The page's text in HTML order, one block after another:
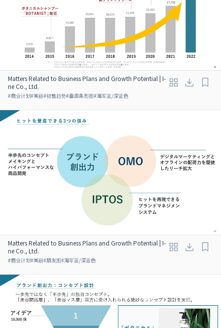
Matters Related to Business Plans and Growth Potential | I-
ne Co., Ltd.
#商业计划#美丽#销售趋势#垂直条形图#海军蓝/深蓝色
Matters Related to Business Plans and Growth Potential | I-
ne Co., Ltd.
#商业计划#美丽#朋友图#海军蓝/深蓝色